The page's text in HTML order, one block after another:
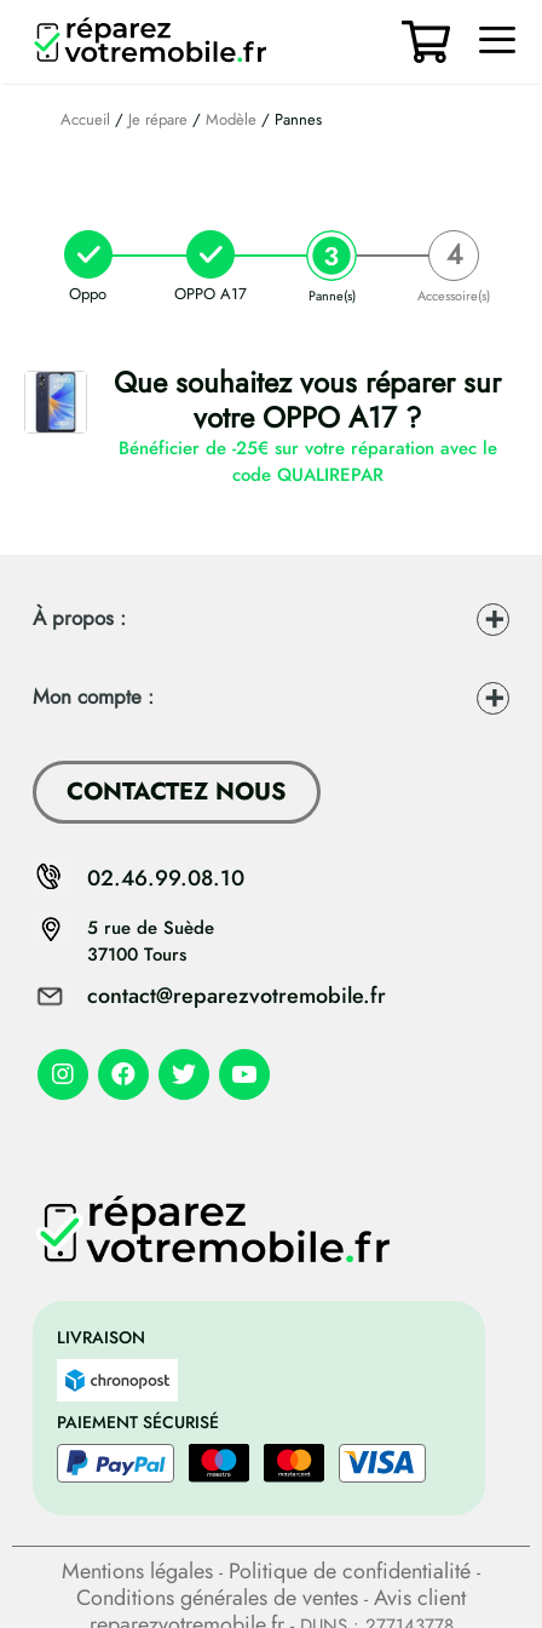
contenu
Accueil / Je répare / Modèle / Pannes
Oppo OPPO A17 Panne(s) Accessoire(s)
Que souhaitez vous réparer sur
votre OPPO A17 ?
Bénéficier de -25€ sur votre réparation avec le
code QUALIREPAR
LIVRAISON
PAIEMENT SÉCURISÉ
À propos :
Mon compte :
CONTACTEZ NOUS
5 rue de Suède
37100 Tours
contact@reparezvotremobile.fr
02.46.99.08.10
Mentions légales - Politique de confidentialité -
Conditions générales de ventes - Avis client